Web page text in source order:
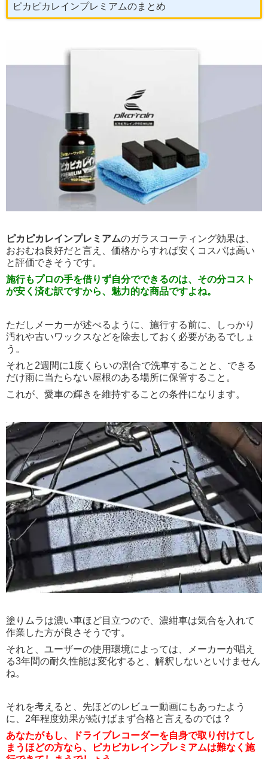
ピカピカレインプレミアムのまとめ
ピカピカレインプレミアムのガラスコーティング効果は、
おおむね良好だと言え、価格からすれば安くコスパは高い
と評価できそうです。
施行もプロの手を借りず自分でできるのは、その分コスト
が安く済む訳ですから、魅力的な商品ですよね。
ただしメーカーが述べるように、施行する前に、しっかり
汚れや古いワックスなどを除去しておく必要があるでしょ
う。
それと2週間に1度くらいの割合で洗車することと、できる
だけ雨に当たらない屋根のある場所に保管すること。
これが、愛車の輝きを維持することの条件になります。
塗りムラは濃い車ほど目立つので、濃紺車は気合を入れて
作業した方が良さそうです。
それと、ユーザーの使用環境によっては、メーカーが唱え
る3年間の耐久性能は変化すると、解釈しないといけません
ね。
それを考えると、先ほどのレビュー動画にもあったよう
に、2年程度効果が続けばまず合格と言えるのでは？
あなたがもし、ドライブレコーダーを自身で取り付けてし
まうほどの方なら、ピカピカレインプレミアムは難なく施